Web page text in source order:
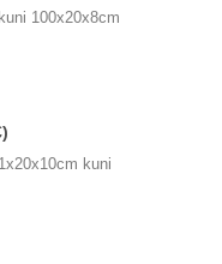
100x20x8cm
kuni